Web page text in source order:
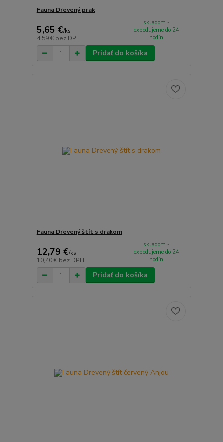
Fauna Drevený prak
5,65 €/ks
4,59 € bez DPH
skladom -
expedujeme do 24
hodín
Pridať do košíka
Fauna Drevený štít s drakom
12,79 €/ks
10,40 € bez DPH
skladom -
expedujeme do 24
hodín
Pridať do košíka